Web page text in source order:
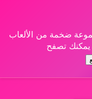
ضخمة من الألعاب
يمكنك تصفح